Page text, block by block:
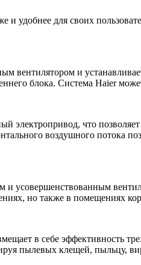
удобнее для своих
и
блока. Система Haier
что
воздушного потока
усовершенствованным
но также в помещениях
в себе эффективность
пылевых клещей, пыльцу,